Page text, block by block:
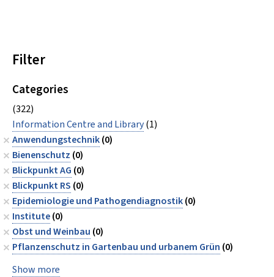
Filter
Categories
(322)
Information Centre and Library(1)
Anwendungstechnik(0)
Bienenschutz (0)
Blickpunkt AG (0)
Blickpunkt RS (0)
Epidemiologie und Pathogendiagnostik(0)
Institute(0)
Obst und Weinbau (0)
Pflanzenschutz in Gartenbau und urbanem Grün (0)
Show more